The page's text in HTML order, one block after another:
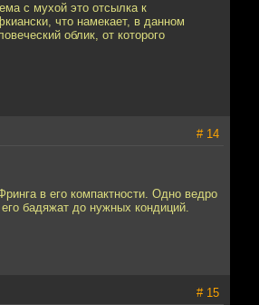
с мухой это отсылка к
что намекает, в данном
облик, от которого
# 14
в его компактности. Одно ведро
бадяжат до нужных кондиций.
# 15